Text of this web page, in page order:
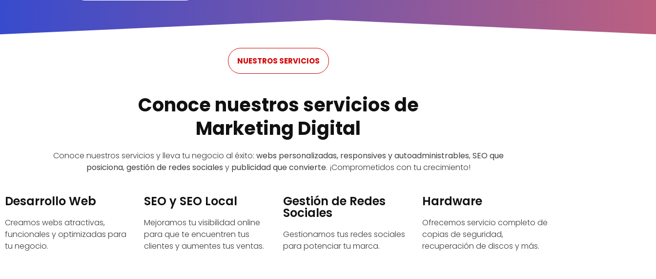
NUESTROS SERVICIOS
Conoce nuestros servicios de
Marketing Digital
Conoce nuestros servicios y lleva tu negocio al éxito: webs personalizadas, responsives y autoadministrables, SEO que
posiciona, gestión de redes sociales y publicidad que convierte. ¡Comprometidos con tu crecimiento!
Desarrollo Web
Creamos webs atractivas,
funcionales y optimizadas para
tu negocio.
SEO y SEO Local
Mejoramos tu visibilidad online
para que te encuentren tus
clientes y aumentes tus ventas.
Gestión de Redes
Sociales
Gestionamos tus redes sociales
para potenciar tu marca.
Hardware
Ofrecemos servicio completo de
copias de seguridad,
recuperación de discos y más.